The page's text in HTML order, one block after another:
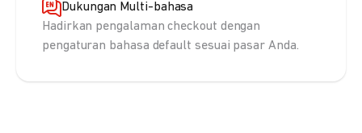
Dukungan Multi-bahasa
Hadirkan pengalaman checkout dengan
pengaturan bahasa default sesuai pasar Anda.